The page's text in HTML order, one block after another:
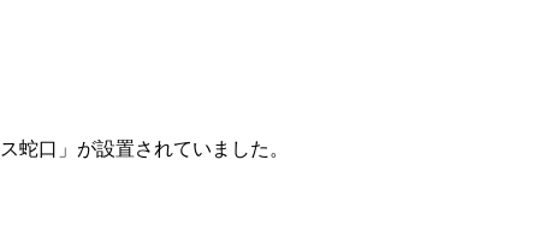
蛇口」が設置されていました。